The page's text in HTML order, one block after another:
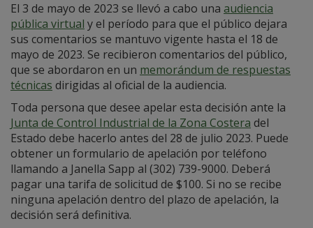
El 3 de mayo de 2023 se llevó a cabo una audiencia
pública virtual y el período para que el público dejara
sus comentarios se mantuvo vigente hasta el 18 de
mayo de 2023. Se recibieron comentarios del público,
que se abordaron en un memorándum de respuestas
técnicas dirigidas al oficial de la audiencia.
Toda persona que desee apelar esta decisión ante la
Junta de Control Industrial de la Zona Costera del
Estado debe hacerlo antes del 28 de julio 2023. Puede
obtener un formulario de apelación por teléfono
llamando a Janella Sapp al (302) 739-9000. Deberá
pagar una tarifa de solicitud de $100. Si no se recibe
ninguna apelación dentro del plazo de apelación, la
decisión será definitiva.